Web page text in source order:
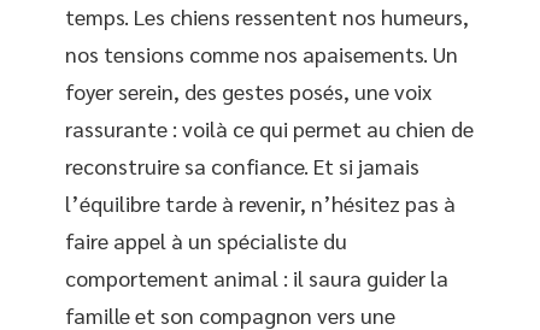
temps. Les chiens ressentent nos humeurs,
nos tensions comme nos apaisements. Un
foyer serein, des gestes posés, une voix
rassurante : voilà ce qui permet au chien de
reconstruire sa confiance. Et si jamais
l’équilibre tarde à revenir, n’hésitez pas à
faire appel à un spécialiste du
comportement animal : il saura guider la
famille et son compagnon vers une